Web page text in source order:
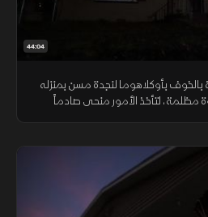
44:04
بأوكلاهوما لنجدة مسن بمنزله
مظلمة، لتأخذ الأمور منحى صادماً